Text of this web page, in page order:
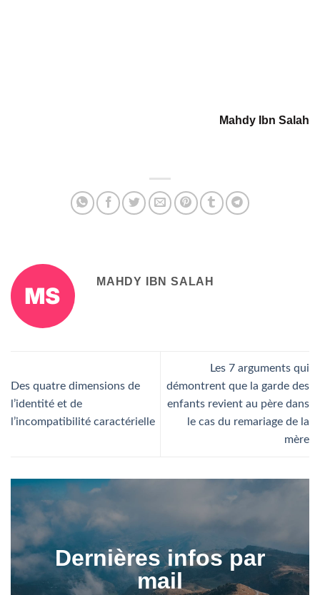
Mahdy Ibn Salah
MAHDY IBN SALAH
Des quatre dimensions de
l’identité et de
l’incompatibilité caractérielle
Les 7 arguments qui
démontrent que la garde des
enfants revient au père dans
le cas du remariage de la
mère
Dernières infos par
mail